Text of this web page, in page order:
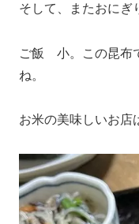
そして、またおにぎ
ご飯 小。この昆布
ね。
お米の美味しいお店